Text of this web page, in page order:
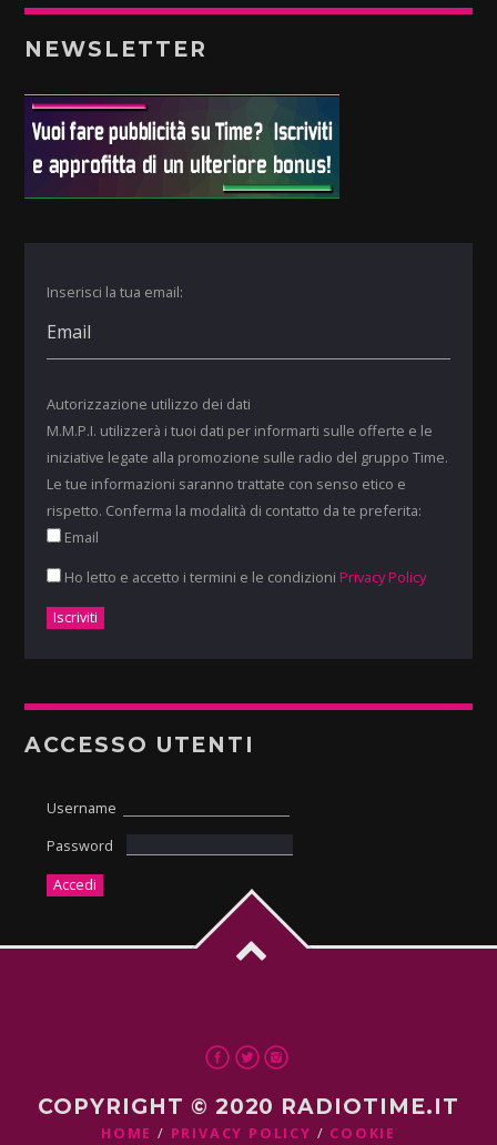
NEWSLETTER
Inserisci la tua email:
Autorizzazione utilizzo dei dati
M.M.P.I. utilizzerà i tuoi dati per informarti sulle offerte e le
iniziative legate alla promozione sulle radio del gruppo Time.
Le tue informazioni saranno trattate con senso etico e
rispetto. Conferma la modalità di contatto da te preferita:
Email
Ho letto e accetto i termini e le condizioni Privacy Policy
ACCESSO UTENTI
Username
Password
COPYRIGHT © 2020 RADIOTIME.IT
HOME PRIVACY POLICY COOKIE